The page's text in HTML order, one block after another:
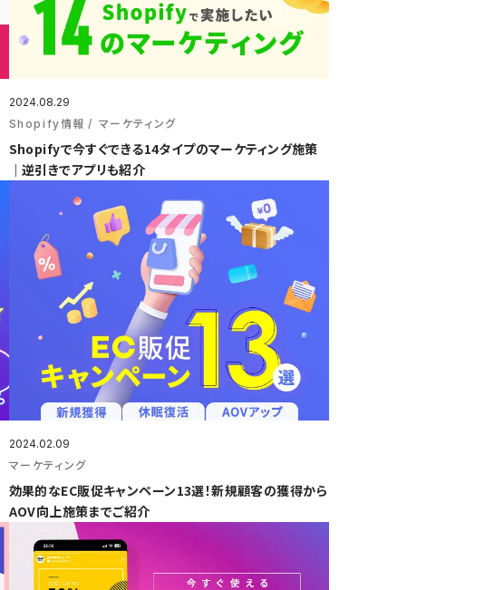
2024.08.29
Shopify情報
マーケティング
Shopifyで今すぐできる14タイプのマーケティング施策
｜逆引きでアプリも紹介
2024.02.09
マーケティング
効果的なEC販促キャンペーン13選！新規顧客の獲得から
AOV向上施策までご紹介